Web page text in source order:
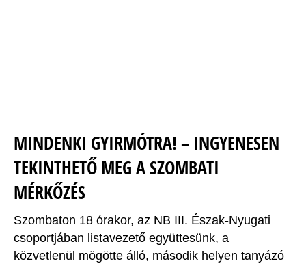
MINDENKI GYIRMÓTRA! – INGYENESEN
TEKINTHETŐ MEG A SZOMBATI
MÉRKŐZÉS
Szombaton 18 órakor, az NB III. Észak-Nyugati
csoportjában listavezető együttesünk, a
közvetlenül mögötte álló, második helyen tanyázó